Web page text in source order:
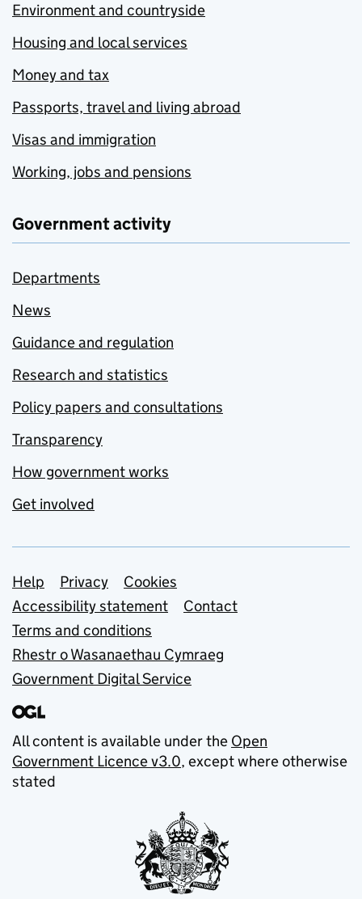
Environment and countryside
Housing and local services
Money and tax
Passports, travel and living abroad
Visas and immigration
Working, jobs and pensions
Government activity
Departments
News
Guidance and regulation
Research and statistics
Policy papers and consultations
Transparency
How government works
Get involved
Support links
Help Privacy
Cookies
Accessibility statement
Contact
Terms and conditions
Rhestr o Wasanaethau Cymraeg
Government Digital Service
All content is available under the Open
Government Licence v3.0, except where otherwise
stated